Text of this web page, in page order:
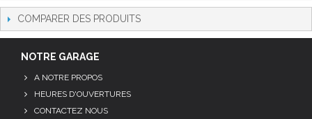
COMPARER DES PRODUITS
NOTRE GARAGE
A NOTRE PROPOS
HEURES D'OUVERTURES
CONTACTEZ NOUS